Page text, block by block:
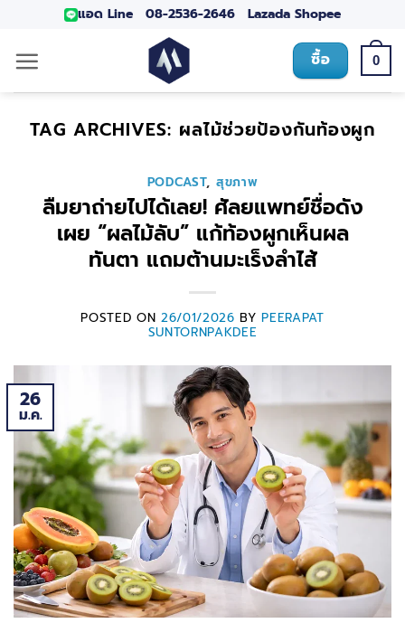
แอด Line 08-2536-2646 Lazada Shopee
ซื้อ 0
TAG ARCHIVES: ผลไม้ช่วยป้องกันท้องผูก
PODCAST, สุขภาพ
ลืมยาถ่ายไปได้เลย! ศัลยแพทย์ชื่อดัง
เผย “ผลไม้ลับ” แก้ท้องผูกเห็นผล
ทันตา แถมต้านมะเร็งลำไส้
POSTED ON 26/01/2026 BYPEERAPAT
SUNTORNPAKDEE
26
ม.ค.